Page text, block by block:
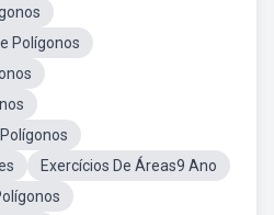
Polígonos
Exercícios De Áreas9 Ano